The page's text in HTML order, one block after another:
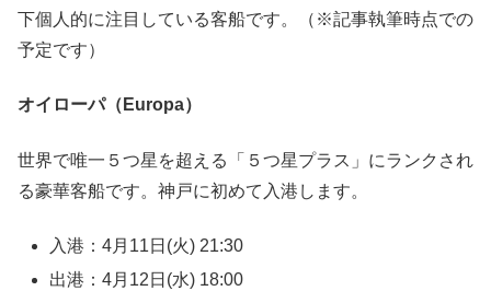
下個人的に注目している客船です。（※記事執筆時点での
予定です）
オイローパ（Europa）
世界で唯一５つ星を超える「５つ星プラス」にランクされ
る豪華客船です。神戸に初めて入港します。
入港：4月11日(火) 21:30
出港：4月12日(水) 18:00